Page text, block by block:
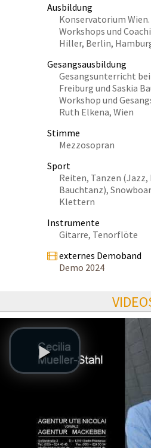
Ausbildung
Konservatorium Wien.
Workshops und
Hiller, Berlin,
Gesangsausbildung
Gesangsunterricht bei
Freiburg und Saskia
Workshop und
Ruth Elkena, Wien
Stimme
Mezzosopran
Sport
Reiten, Tanzen (Jazz,
Bauchtanz),
Klettern
Instrumente
Gitarre, Tenorflöte
externes Demoband
Demo 2024